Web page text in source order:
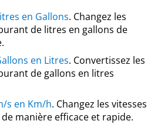
en Gallons. Changez les
de litres en gallons de
en Litres. Convertissez les
de gallons en litres
s en Km/h. Changez les vitesses
manière efficace et rapide.